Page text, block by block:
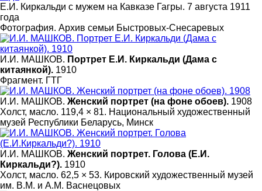
Е.И. Киркальди с мужем на Кавказе Гагры. 7 августа 1911
года
Фотография. Архив семьи Быстровых-Снесаревых
И.И. МАШКОВ. Портрет Е.И. Киркальди (Дама с
китаянкой). 1910
Фрагмент. ГТГ
И.И. МАШКОВ. Женский портрет (на фоне обоев). 1908
Холст, масло. 119,4 × 81. Национальный художественный
музей Республики Беларусь, Минск
И.И. МАШКОВ. Женский портрет. Голова (Е.И.
Киркальди?). 1910
Холст, масло. 62,5 × 53. Кировский художественный музей
им. В.М. и А.М. Васнецовых